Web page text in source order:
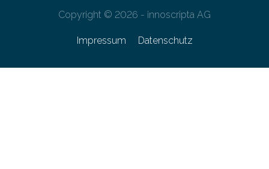
Copyright © 2026 - innoscripta AG
Impressum Datenschutz